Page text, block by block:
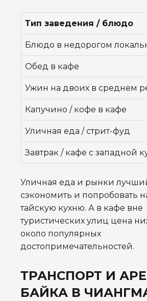
Тип заведения / блюдо
Блюдо в недорогом
Обед в кафе
Ужин на двоих в среднем
Капучино / кофе в кафе
Уличная еда / стрит-фуд
Завтрак / кафе с западной
Уличная еда и рынки
сэкономить и попробовать
тайскую кухню. А в кафе вне
туристических улиц цена
около популярных
достопримечательностей.
ТРАНСПОРТ И
БАЙКА В